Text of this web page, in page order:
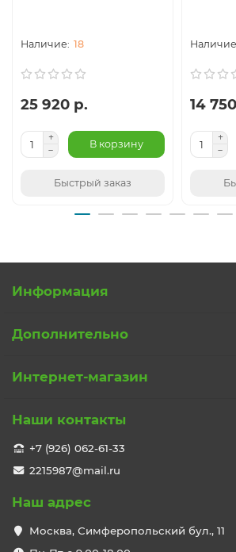
18
25 920 р.
В корзину
Быстрый заказ
14
Информация
Дополнительно
Интернет-магазин
Наши контакты
+7 (926) 062-61-33
2215987@mail.ru
Наш адрес
Москва, Симферопольский бул., 11